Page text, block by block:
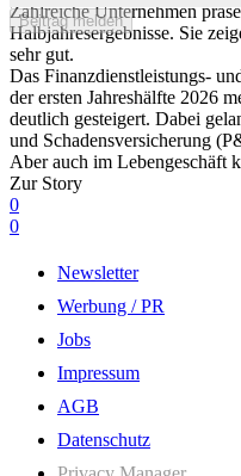
Beitrag melden
Zahlreiche Unternehmen
Halbjahresergebnisse. Sie
sehr gut.
Das Finanzdienstleistungs-
der ersten Jahreshälfte 2026
deutlich gesteigert. Dabei
und Schadensversicherung
Aber auch im Lebengeschäft
Zur Story
0
0
Newsletter
Werbung / PR
Jobs
Impressum
AGB
Datenschutz